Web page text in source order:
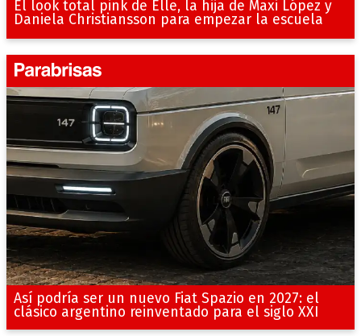
El look total pink de Elle, la hija de Maxi López y
Daniela Christiansson para empezar la escuela
Así podría ser un nuevo Fiat Spazio en 2027: el
clásico argentino reinventado para el siglo XXI